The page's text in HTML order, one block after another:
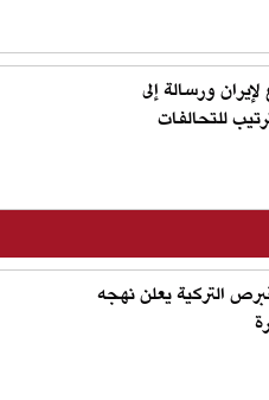
ورسالة إلى
للتحالفات
التركية يعلن نهجه